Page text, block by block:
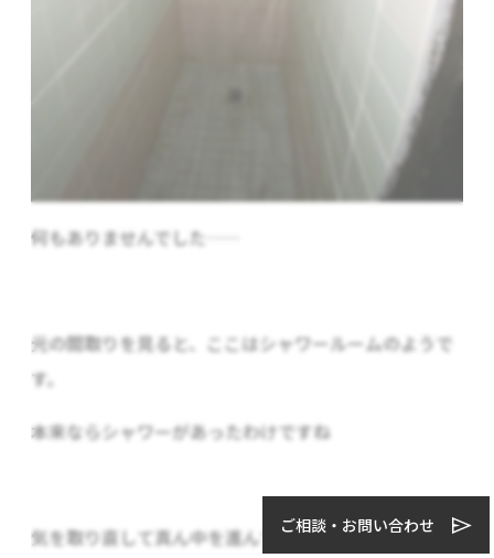
ご相談・お問い合わせ
何もありませんでした……
元の間取りを見ると、ここはシャワールームのようで
す。
本来ならシャワーがあったわけですね
気を取り直して真ん中を進んでみましょう。